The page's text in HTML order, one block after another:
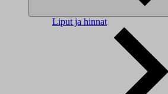
Liput ja hinnat